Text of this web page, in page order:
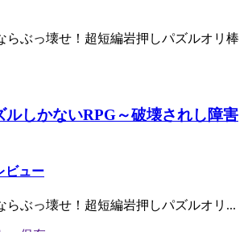
らぶっ壊せ！超短編岩押しパズルオリ棒
ルしかないRPG～破壊されし障害
ビュー
らぶっ壊せ！超短編岩押しパズルオリ...